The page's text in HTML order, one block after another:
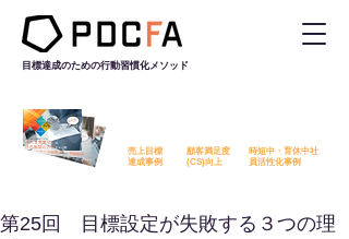
目標達成のための行動習慣化メソッド
売上目標
​達成事例
顧客満足度
​(CS)向上
時短中・育休中社
員活性化事例
第25回 目標設定が失敗する３つの理